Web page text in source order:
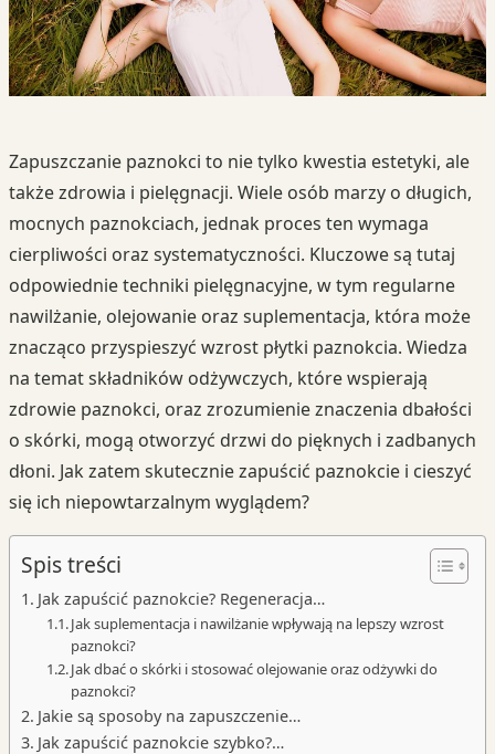
Zapuszczanie paznokci to nie tylko kwestia estetyki, ale
także zdrowia i pielęgnacji. Wiele osób marzy o długich,
mocnych paznokciach, jednak proces ten wymaga
cierpliwości oraz systematyczności. Kluczowe są tutaj
odpowiednie techniki pielęgnacyjne, w tym regularne
nawilżanie, olejowanie oraz suplementacja, która może
znacząco przyspieszyć wzrost płytki paznokcia. Wiedza
na temat składników odżywczych, które wspierają
zdrowie paznokci, oraz zrozumienie znaczenia dbałości
o skórki, mogą otworzyć drzwi do pięknych i zadbanych
dłoni. Jak zatem skutecznie zapuścić paznokcie i cieszyć
się ich niepowtarzalnym wyglądem?
Spis treści
Jak zapuścić paznokcie? Regeneracja…
Jak suplementacja i nawilżanie wpływają na lepszy wzrost
paznokci?
Jak dbać o skórki i stosować olejowanie oraz odżywki do
paznokci?
Jakie są sposoby na zapuszczenie…
Jak zapuścić paznokcie szybko?…